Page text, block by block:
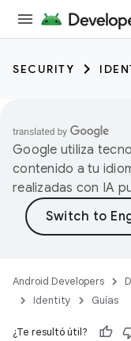
SECURITY
Google utiliza
contenido a tu
realizadas con IA
Android Developers
Identity
Guías
¿Te resultó útil?